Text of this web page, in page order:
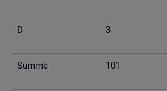
D 3
Summe 101